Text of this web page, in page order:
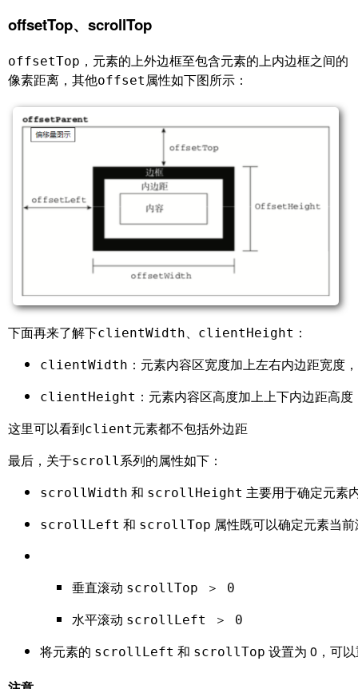
offsetTop、scrollTop
offsetTop ，元素的上外边框至包含元素的上内边框之间的
像素距离，其他offset 属性如下图所示：
下面再来了解下clientWidth、 clientHeight ：
clientWidth ：元素内容区宽度加上左右内边距宽度
clientHeight ：元素内容区高度加上上下内边距高度
这里可以看到client元素都不包括外边距
最后，关于scroll系列的属性如下：
scrollWidth 和 scrollHeight 主要用于确定元素
scrollLeft 和 scrollTop 属性既可以确定元素当
垂直滚动 scrollTop ＞ 0
水平滚动 scrollLeft ＞ 0
将元素的 scrollLeft 和 scrollTop 设置为 0，可